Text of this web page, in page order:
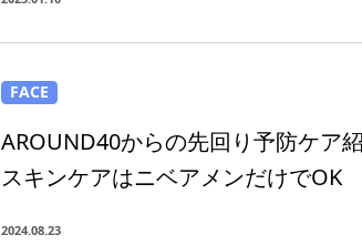
FACE
AROUND40からの先回り予防ケア
スキンケアはニベアメンだけでOK
2024.08.23